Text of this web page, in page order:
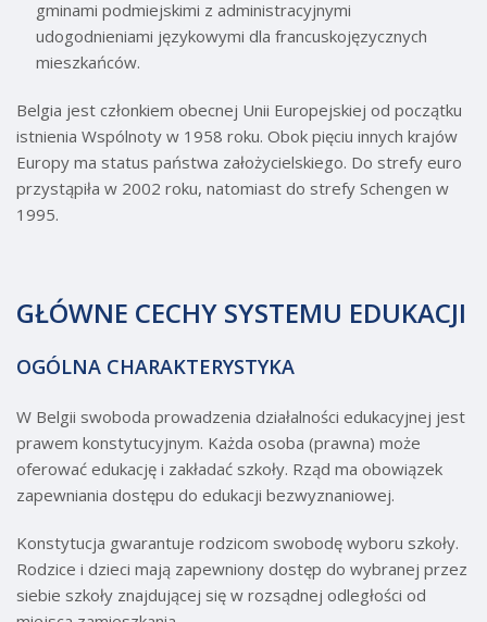
gminami podmiejskimi z administracyjnymi
udogodnieniami językowymi dla francuskojęzycznych
mieszkańców.
Belgia jest członkiem obecnej Unii Europejskiej od początku
istnienia Wspólnoty w 1958 roku. Obok pięciu innych krajów
Europy ma status państwa założycielskiego. Do strefy euro
przystąpiła w 2002 roku, natomiast do strefy Schengen w
1995.
GŁÓWNE CECHY SYSTEMU EDUKACJI
OGÓLNA CHARAKTERYSTYKA
W Belgii swoboda prowadzenia działalności edukacyjnej jest
prawem konstytucyjnym. Każda osoba (prawna) może
oferować edukację i zakładać szkoły. Rząd ma obowiązek
zapewniania dostępu do edukacji bezwyznaniowej.
Konstytucja gwarantuje rodzicom swobodę wyboru szkoły.
Rodzice i dzieci mają zapewniony dostęp do wybranej przez
siebie szkoły znajdującej się w rozsądnej odległości od